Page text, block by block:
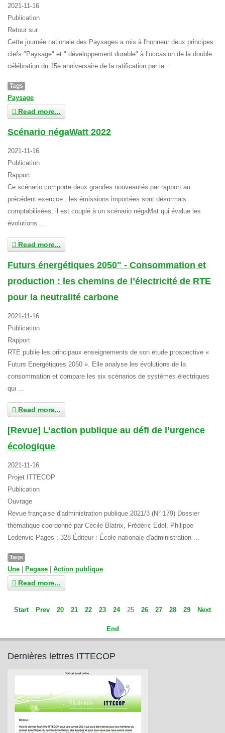
2021-11-16
Publication
Retour sur
Cette journée nationale des Paysages a mis à l'honneur deux principes
clefs "Paysage" et " développement durable" à l’occasion de la double
célébration du 15e anniversaire de la ratification par la ...
Tags
Paysage
Read more...
Scénario négaWatt 2022
2021-11-16
Publication
Rapport
Ce scénario comporte deux grandes nouveautés par rapport au
précédent exercice : les émissions importées sont désormais
comptabilisées, il est couplé à un scénario négaMat qui évalue les
évolutions ...
Read more...
Futurs énergétiques 2050" - Consommation et
production : les chemins de l’électricité de RTE
pour la neutralité carbone
2021-11-16
Publication
Rapport
RTE publie les principaux enseignements de son étude prospective «
Futurs Energétiques 2050 ». Elle analyse les évolutions de la
consommation et compare les six scénarios de systèmes électriques
qui ...
Read more...
[Revue] L’action publique au défi de l’urgence
écologique
2021-11-16
Projet ITTECOP
Publication
Ouvrage
Revue française d'administration publique 2021/3 (N° 179) Dossier
thématique coordonné par Cécile Blatrix, Frédéric Edel, Philippe
Ledenvic Pages : 328 Éditeur : École nationale d'administration ...
Tags
Une Pegase Action publique
Read more...
Start Prev 20 21 22 23 24 25 26 27 28 29 Next
End
Dernières lettres ITTECOP